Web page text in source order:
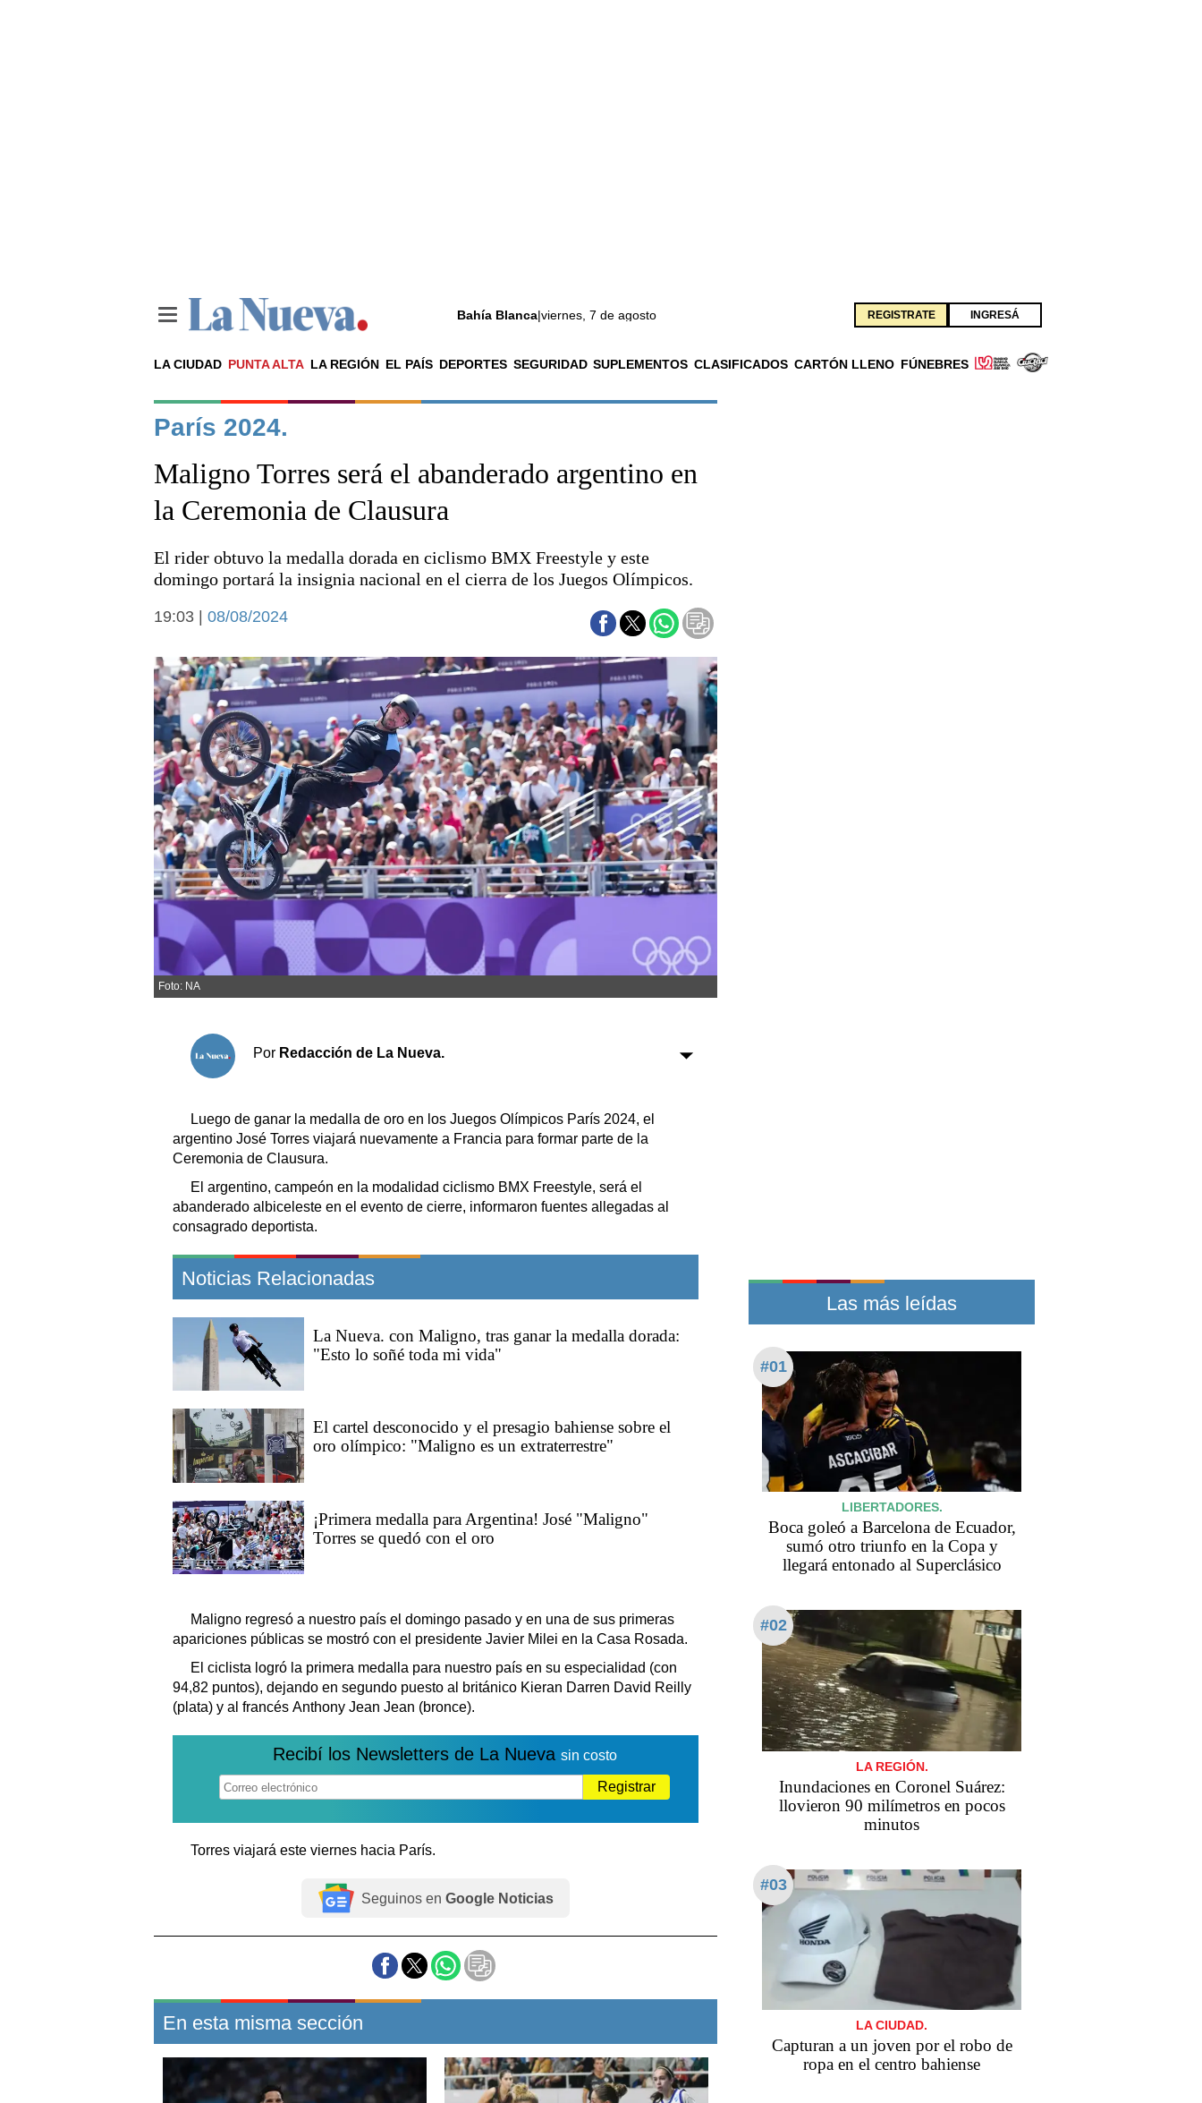
Bahía Blanca|viernes, 7 de agosto REGISTRATE INGRESÁ
LA CIUDAD PUNTA ALTA LA REGIÓN EL PAÍS DEPORTES SEGURIDAD SUPLEMENTOS CLASIFICADOS CARTÓN LLENO FÚNEBRES
Noticias
La ciudad
El país
Seguridad
Deportes
Escenario Olímpico
Federal A
Arte y cultura
Aplausos
Cines
Economía y campo
Economía y finanzas
Con el campo
Espacio empresas
Sociedad y tiempo libre
Sociedad
Tecnología
Turismo
Salud
Es viral
El tiempo
Cartón Lleno
Fúnebres
Horóscopo
Suplementos
Transportes
Loterías
Fúnebres
Edictos
París 2024.
Maligno Torres será el abanderado argentino en
la Ceremonia de Clausura
El rider obtuvo la medalla dorada en ciclismo BMX Freestyle y este
domingo portará la insignia nacional en el cierra de los Juegos Olímpicos.
19:03 | 08/08/2024
Foto: NA
Por Redacción de La Nueva.
Luego de ganar la medalla de oro en los Juegos Olímpicos París 2024, el
argentino José Torres viajará nuevamente a Francia para formar parte de la
Ceremonia de Clausura.
El argentino, campeón en la modalidad ciclismo BMX Freestyle, será el
abanderado albiceleste en el evento de cierre, informaron fuentes allegadas al
consagrado deportista.
Noticias Relacionadas
La Nueva. con Maligno, tras ganar la medalla dorada:
"Esto lo soñé toda mi vida"
El cartel desconocido y el presagio bahiense sobre el
oro olímpico: "Maligno es un extraterrestre"
¡Primera medalla para Argentina! José "Maligno"
Torres se quedó con el oro
Maligno regresó a nuestro país el domingo pasado y en una de sus primeras
apariciones públicas se mostró con el presidente Javier Milei en la Casa Rosada.
El ciclista logró la primera medalla para nuestro país en su especialidad (con
94,82 puntos), dejando en segundo puesto al británico Kieran Darren David Reilly
(plata) y al francés Anthony Jean Jean (bronce).
Recibí los Newsletters de La Nueva sin costo
Registrar
Torres viajará este viernes hacia París.
Seguinos en Google Noticias
En esta misma sección
Las más leídas
#01
LIBERTADORES.
Boca goleó a Barcelona de Ecuador,
sumó otro triunfo en la Copa y
llegará entonado al Superclásico
#02
LA REGIÓN.
Inundaciones en Coronel Suárez:
llovieron 90 milímetros en pocos
minutos
#03
LA CIUDAD.
Capturan a un joven por el robo de
ropa en el centro bahiense